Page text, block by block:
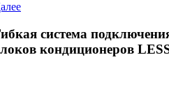
система
кондиционеров